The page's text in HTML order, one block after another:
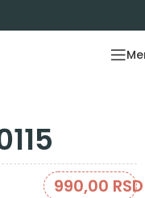
990,00 RSD